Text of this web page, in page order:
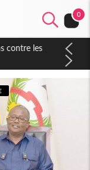
0
contre les